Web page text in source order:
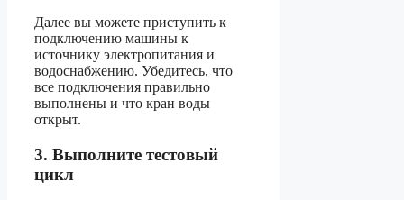
Далее вы можете приступить к
подключению машины к
источнику электропитания и
водоснабжению. Убедитесь, что
все подключения правильно
выполнены и что кран воды
открыт.
3. Выполните тестовый
цикл